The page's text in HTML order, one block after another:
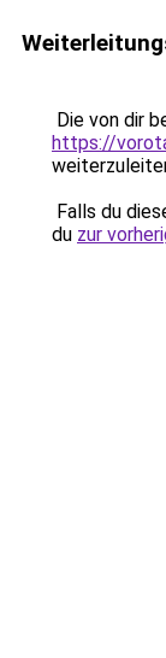
Die von dir
https://
Falls du
du zur